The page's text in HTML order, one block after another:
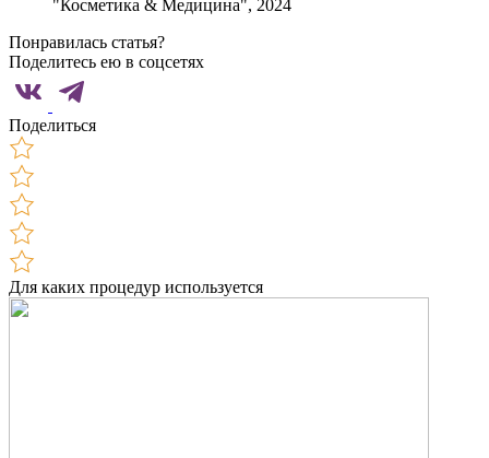
"Косметика & Медицина", 2024
Понравилась статья?
Поделитесь ею в соцсетях
Поделиться
Для каких процедур используется